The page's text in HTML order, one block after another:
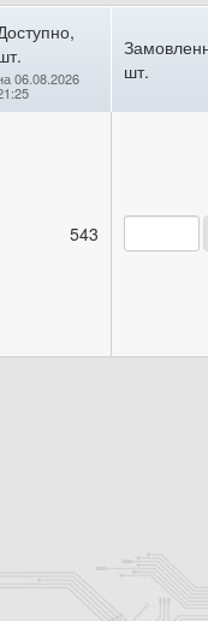
06.08.2026
шт.
543